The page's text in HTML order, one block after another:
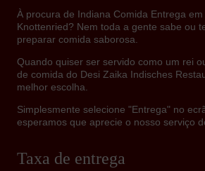
À procura de Indiana Comida Entrega em
Knottenried? Nem toda a gente sabe ou
preparar comida saborosa.
Quando quiser ser servido como um rei
de comida do Desi Zaika Indisches
melhor escolha.
Simplesmente selecione "Entrega" no
esperamos que aprecie o nosso serviço
Taxa de entrega